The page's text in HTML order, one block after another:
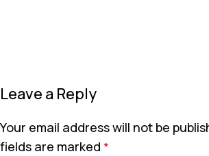
Leave a Reply
Your email address will not be
fields are marked *